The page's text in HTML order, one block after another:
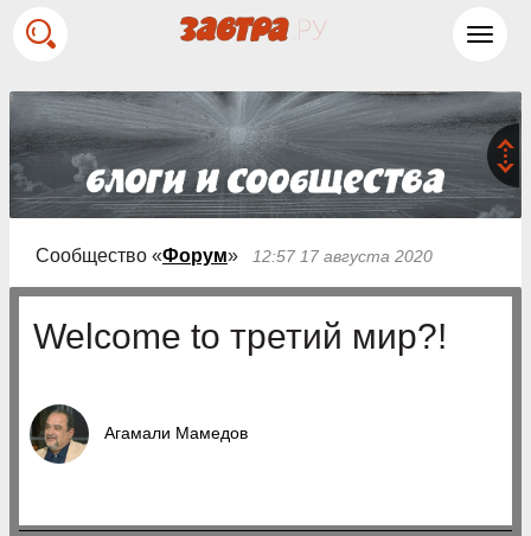
Сообщество «Форум» 12:57 17 августа 2020
Welcome to третий мир?!
Агамали Мамедов